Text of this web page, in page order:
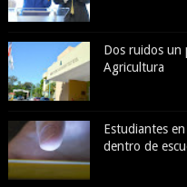
Dos ruidos un
Agricultura
Estudiantes
dentro de